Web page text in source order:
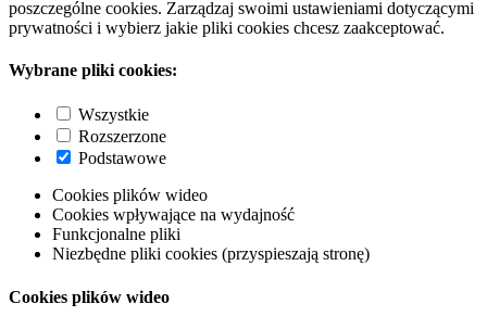
poszczególne cookies. Zarządzaj swoimi ustawieniami dotyczącymi
prywatności i wybierz jakie pliki cookies chcesz zaakceptować.
Wybrane pliki cookies:
Wszystkie
Rozszerzone
Podstawowe
Cookies plików wideo
Cookies wpływające na wydajność
Funkcjonalne pliki
Niezbędne pliki cookies (przyspieszają stronę)
Cookies plików wideo